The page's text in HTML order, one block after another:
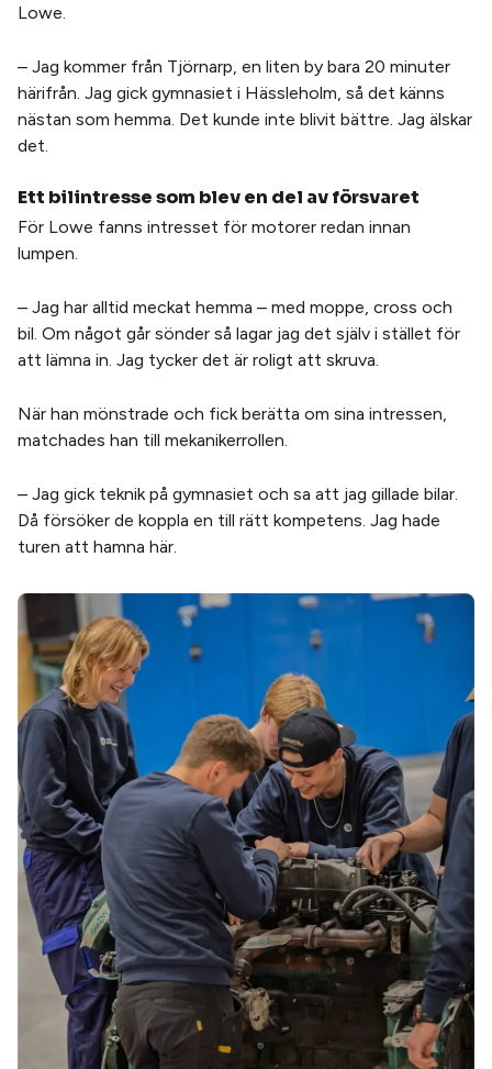
Lowe.
– Jag kommer från Tjörnarp, en liten by bara 20 minuter
härifrån. Jag gick gymnasiet i Hässleholm, så det känns
nästan som hemma. Det kunde inte blivit bättre. Jag älskar
det.
Ett bilintresse som blev en del av försvaret
För Lowe fanns intresset för motorer redan innan
lumpen.
– Jag har alltid meckat hemma – med moppe, cross och
bil. Om något går sönder så lagar jag det själv i stället för
att lämna in. Jag tycker det är roligt att skruva.
När han mönstrade och fick berätta om sina intressen,
matchades han till mekanikerrollen.
– Jag gick teknik på gymnasiet och sa att jag gillade bilar.
Då försöker de koppla en till rätt kompetens. Jag hade
turen att hamna här.